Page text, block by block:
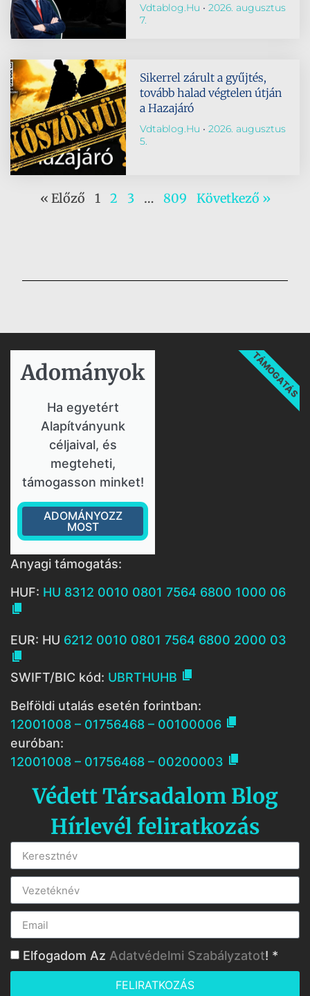
Vdtablog.hu
2026. augusztus
7.
Sikerrel zárult a gyűjtés,
tovább halad végtelen útján
a Hazajáró
Vdtablog.hu
2026. augusztus
5.
« Előző 1 2 3 … 809 Következő »
Adományok​
Ha egyetért
Alapítványunk
céljaival, és
megteheti,
támogasson minket!
ADOMÁNYOZZ
MOST
TÁMOGATÁS
Anyagi támogatás:
HUF: HU 8312 0010 0801 7564 6800 1000 06

EUR: HU 6212 0010 0801 7564 6800 2000 03

SWIFT/BIC kód: UBRTHUHB 
Belföldi utalás esetén forintban:
12001008 – 01756468 – 00100006 
euróban:
12001008 – 01756468 – 00200003 
Védett Társadalom Blog
Hírlevél feliratkozás
Elfogadom Az Adatvédelmi Szabályzatot! *
FELIRATKOZÁS